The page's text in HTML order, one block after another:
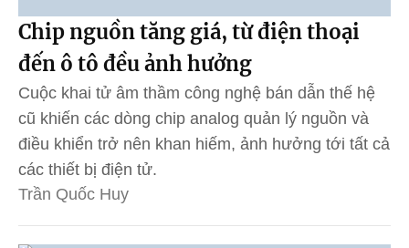
Chip nguồn tăng giá, từ điện thoại
đến ô tô đều ảnh hưởng
Cuộc khai tử âm thầm công nghệ bán dẫn thế hệ
cũ khiến các dòng chip analog quản lý nguồn và
điều khiển trở nên khan hiếm, ảnh hưởng tới tất cả
các thiết bị điện tử.
Trần Quốc Huy